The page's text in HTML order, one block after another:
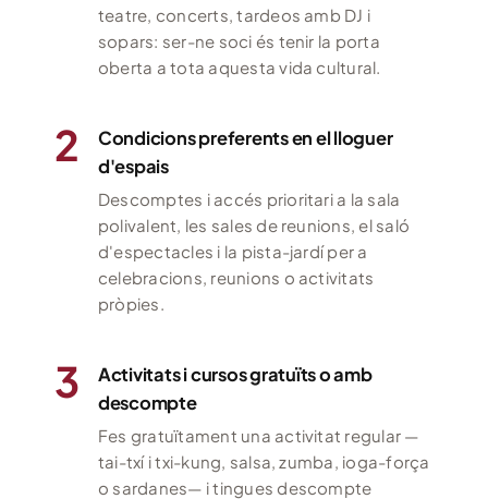
teatre, concerts, tardeos amb DJ i
sopars: ser-ne soci és tenir la porta
oberta a tota aquesta vida cultural.
2
Condicions preferents en el lloguer
d'espais
Descomptes i accés prioritari a la sala
polivalent, les sales de reunions, el saló
d'espectacles i la pista-jardí per a
celebracions, reunions o activitats
pròpies.
3
Activitats i cursos gratuïts o amb
descompte
Fes gratuïtament una activitat regular —
tai-txí i txi-kung, salsa, zumba, ioga-força
o sardanes— i tingues descompte